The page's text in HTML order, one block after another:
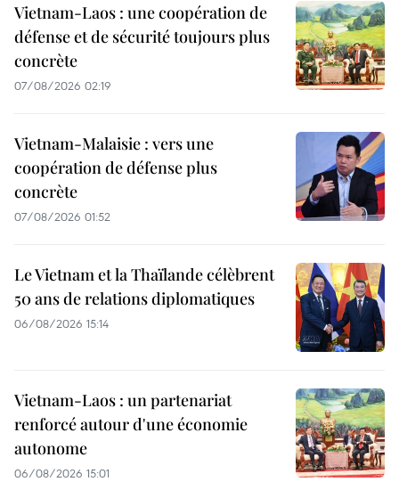
Vietnam-Laos : une coopération de
défense et de sécurité toujours plus
concrète
07/08/2026 02:19
Vietnam-Malaisie : vers une
coopération de défense plus
concrète
07/08/2026 01:52
Le Vietnam et la Thaïlande célèbrent
50 ans de relations diplomatiques
06/08/2026 15:14
Vietnam-Laos : un partenariat
renforcé autour d'une économie
autonome
06/08/2026 15:01